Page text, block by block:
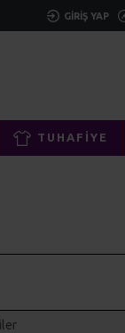
GIRIŞ YAP
TUHAFIYE